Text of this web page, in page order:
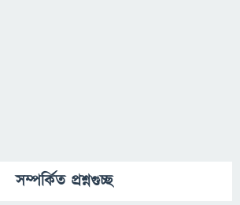
সম্পর্কিত প্রশ্নগুচ্ছ